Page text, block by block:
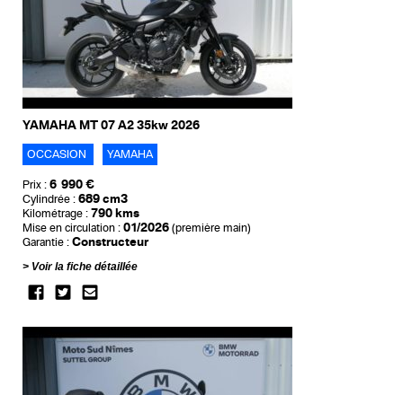
YAMAHA MT 07 A2 35kw 2026
OCCASION YAMAHA
Prix : 6 990 €
Cylindrée : 689 cm3
Kilométrage : 790 kms
Mise en circulation : 01/2026 (première main)
Garantie : Constructeur
Voir la fiche détaillée